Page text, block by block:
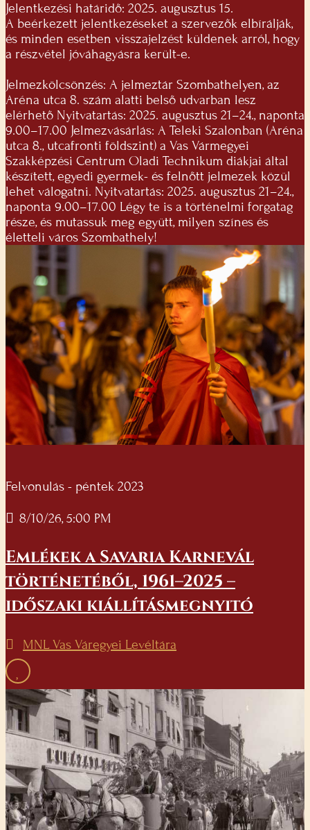
Jelentkezési határidő: 2025. augusztus 15.
A beérkezett jelentkezéseket a szervezők elbírálják,
és minden esetben visszajelzést küldenek arról, hogy
a részvétel jóváhagyásra került-e.
Jelmezkölcsönzés: A jelmeztár Szombathelyen, az
Aréna utca 8. szám alatti belső udvarban lesz
elérhető Nyitvatartás: 2025. augusztus 21–24., naponta
9.00–17.00 Jelmezvásárlás: A Teleki Szalonban (Aréna
utca 8., utcafronti földszint) a Vas Vármegyei
Szakképzési Centrum Oladi Technikum diákjai által
készített, egyedi gyermek- és felnőtt jelmezek közül
lehet válogatni. Nyitvatartás: 2025. augusztus 21–24.,
naponta 9.00–17.00 Légy te is a történelmi forgatag
része, és mutassuk meg együtt, milyen színes és
életteli város Szombathely!
Felvonulás - péntek 2023
8/10/26, 5:00 PM
Emlékek a Savaria Karnevál
történetéből, 1961–2025 –
időszaki kiállításmegnyitó
MNL Vas Váregyei Levéltára